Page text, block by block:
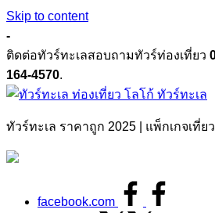
Skip to content
-
ติดต่อทัวร์ทะเลสอบถามทัวร์ท่องเที่ยว
164-4570.
ทัวร์ทะเล
ทัวร์ทะเล ราคาถูก 2025 | แพ็กเกจเที่ย
facebook.com